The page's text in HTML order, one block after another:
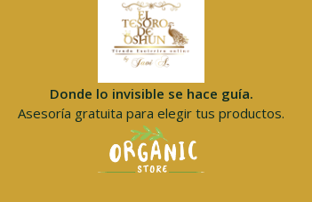
Donde lo invisible se hace guía.
Asesoría gratuita para elegir tus productos.